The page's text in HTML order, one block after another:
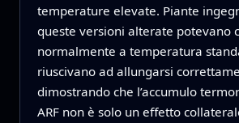
temperature elevate. Piante
queste versioni alterate potevano
normalmente a temperatura
riuscivano ad allungarsi
dimostrando che l’accumulo
ARF non è solo un effetto